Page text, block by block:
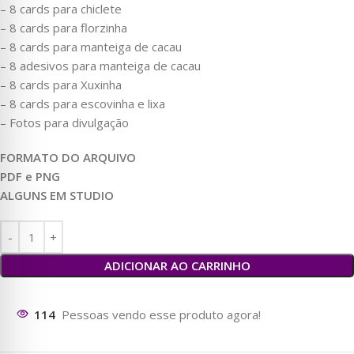
– 8 cards para chiclete
– 8 cards para florzinha
– 8 cards para manteiga de cacau
– 8 adesivos para manteiga de cacau
– 8 cards para Xuxinha
– 8 cards para escovinha e lixa
– Fotos para divulgação
FORMATO DO ARQUIVO
PDF e PNG
ALGUNS EM STUDIO
ADICIONAR AO CARRINHO
39 Pessoas vendo esse produto agora!